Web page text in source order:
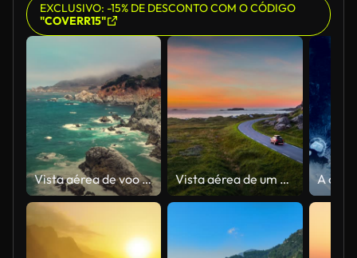
EXCLUSIVO: -15% DE DESCONTO COM O CÓDIGO
"COVERR15"
Vista aérea de voo de drone do mar de safira no litoral de Big Sur, oeste da Califórnia, ao lado da rota 1 Vista aérea de um carro em uma estrada na costa norueguesa